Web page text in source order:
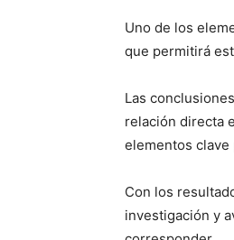
Uno de los
que permitirá
Las
relación directa
elementos
Con los
investigación y